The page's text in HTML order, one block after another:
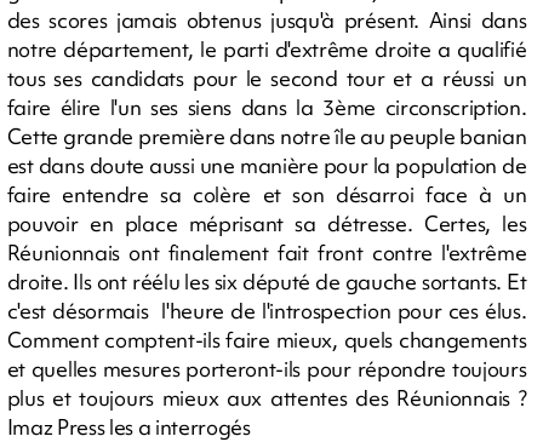
des scores jamais obtenus jusqu'à présent. Ainsi dans
notre département, le parti d'extrême droite a qualifié
tous ses candidats pour le second tour et a réussi un
faire élire l'un ses siens dans la 3ème circonscription.
Cette grande première dans notre île au peuple banian
est dans doute aussi une manière pour la population de
faire entendre sa colère et son désarroi face à un
pouvoir en place méprisant sa détresse. Certes, les
Réunionnais ont finalement fait front contre l'extrême
droite. Ils ont réélu les six député de gauche sortants. Et
c'est désormais l'heure de l'introspection pour ces élus.
Comment comptent-ils faire mieux, quels changements
et quelles mesures porteront-ils pour répondre toujours
plus et toujours mieux aux attentes des Réunionnais ?
Imaz Press les a interrogés